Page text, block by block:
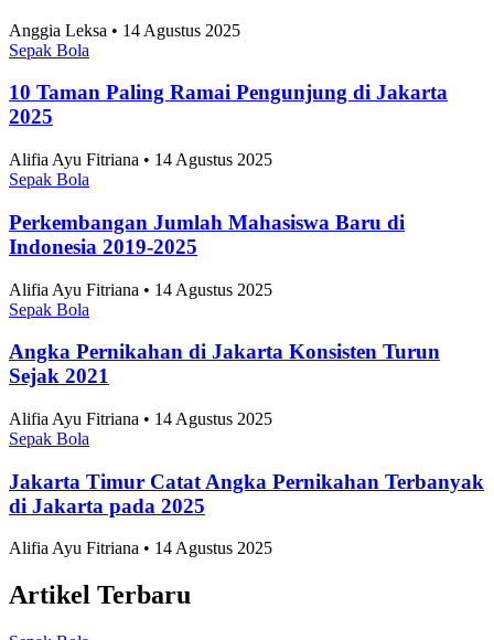
Anggia Leksa • 14 Agustus 2025
Sepak Bola
10 Taman Paling Ramai Pengunjung di Jakarta
2025
Alifia Ayu Fitriana • 14 Agustus 2025
Sepak Bola
Perkembangan Jumlah Mahasiswa Baru di
Indonesia 2019-2025
Alifia Ayu Fitriana • 14 Agustus 2025
Sepak Bola
Angka Pernikahan di Jakarta Konsisten Turun
Sejak 2021
Alifia Ayu Fitriana • 14 Agustus 2025
Sepak Bola
Jakarta Timur Catat Angka Pernikahan Terbanyak
di Jakarta pada 2025
Alifia Ayu Fitriana • 14 Agustus 2025
Artikel Terbaru